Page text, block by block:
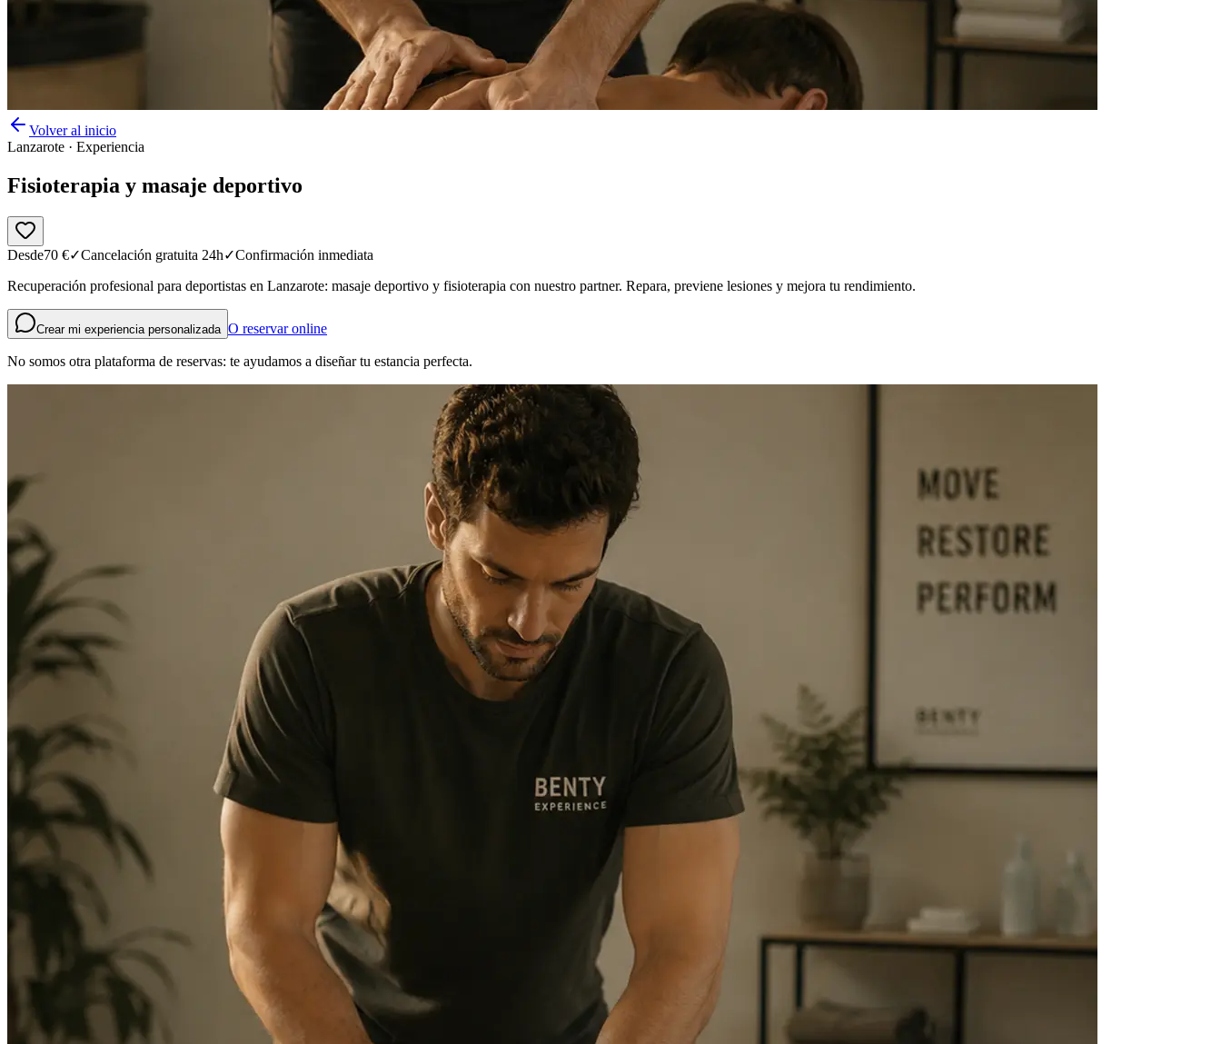
Volver al inicio
Lanzarote · Experiencia
Fisioterapia y masaje deportivo
Desde70 €✓Cancelación gratuita 24h✓Confirmación inmediata
Recuperación profesional para deportistas en Lanzarote: masaje deportivo y fisioterapia con nuestro partner. Repara, previene lesiones y mejora tu rendimiento.
Crear mi experiencia personalizada O reservar online
No somos otra plataforma de reservas: te ayudamos a diseñar tu estancia perfecta.